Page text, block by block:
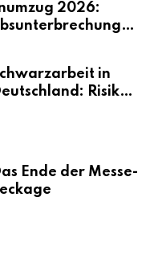
2026:
in
Risiken
Ende der Messe-